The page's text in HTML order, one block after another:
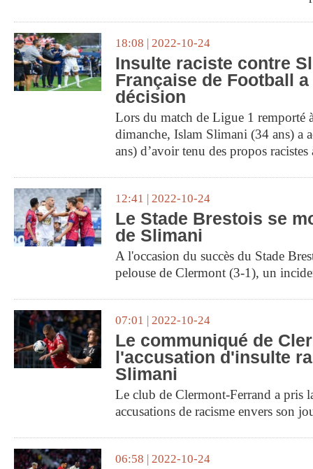
18:08 | 2022-10-24
Insulte raciste contre
Française de Football
décision
Lors du match de Ligue 1 remporté
dimanche, Islam Slimani (34 ans) a
ans) d’avoir tenu des propos racistes
12:41 | 2022-10-24
Le Stade Brestois se
de Slimani
A l'occasion du succès du Stade
pelouse de Clermont (3-1), un
07:01 | 2022-10-24
Le communiqué de
l'accusation d'insulte
Slimani
Le club de Clermont-Ferrand a pris
accusations de racisme envers son
06:58 | 2022-10-24